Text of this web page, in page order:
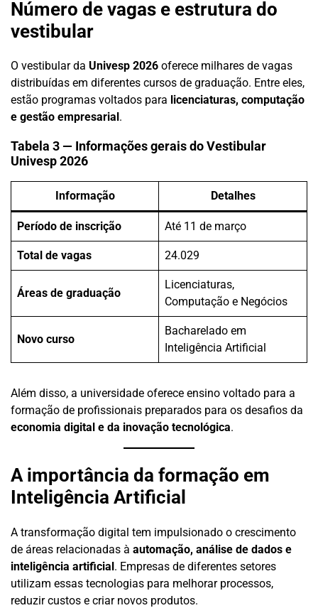
Número de vagas e estrutura do
vestibular
O vestibular da Univesp 2026 oferece milhares de vagas
distribuídas em diferentes cursos de graduação. Entre eles,
estão programas voltados para licenciaturas, computação
e gestão empresarial .
Tabela 3 — Informações gerais do Vestibular
Univesp 2026
Informação Detalhes
Período de inscrição Até 11 de março
Total de vagas 24.029
Áreas de graduação
Licenciaturas,
Computação e Negócios
Novo curso
Bacharelado em
Inteligência Artificial
Além disso, a universidade oferece ensino voltado para a
formação de profissionais preparados para os desafios da
economia digital e da inovação tecnológica.
A importância da formação em
Inteligência Artificial
A transformação digital tem impulsionado o crescimento
de áreas relacionadas à automação, análise de dados e
inteligência artificial. Empresas de diferentes setores
utilizam essas tecnologias para melhorar processos,
reduzir custos e criar novos produtos.